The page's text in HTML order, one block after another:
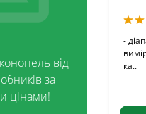
від
за
цінами!
-
ка..